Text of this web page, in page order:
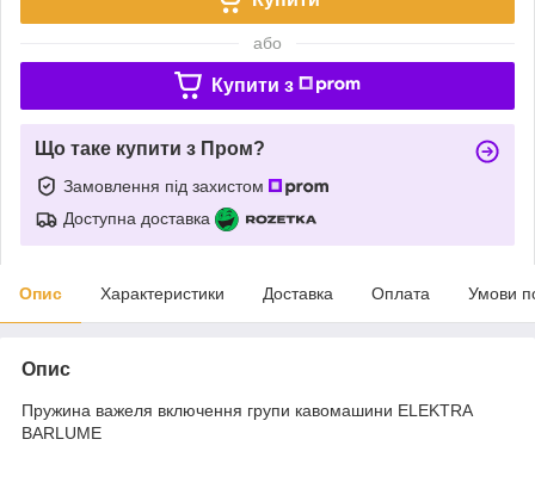
або
Купити з
Що таке купити з Пром?
Замовлення під захистом
Доступна доставка
Опис Характеристики Доставка Оплата Умови
Опис
Пружина важеля включення групи кавомашини ELEKTRA
BARLUME